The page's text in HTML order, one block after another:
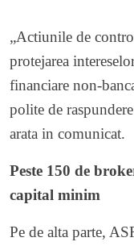
„Actiunile de
protejarea
financiare non-
polite de
arata in comunicat.
Peste 150 de
capital minim
Pe de alta parte,